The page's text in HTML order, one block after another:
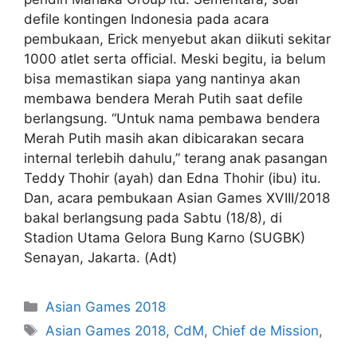
defile kontingen Indonesia pada acara
pembukaan, Erick menyebut akan diikuti sekitar
1000 atlet serta official. Meski begitu, ia belum
bisa memastikan siapa yang nantinya akan
membawa bendera Merah Putih saat defile
berlangsung. “Untuk nama pembawa bendera
Merah Putih masih akan dibicarakan secara
internal terlebih dahulu,” terang anak pasangan
Teddy Thohir (ayah) dan Edna Thohir (ibu) itu.
Dan, acara pembukaan Asian Games XVIII/2018
bakal berlangsung pada Sabtu (18/8), di
Stadion Utama Gelora Bung Karno (SUGBK)
Senayan, Jakarta. (Adt)
Asian Games 2018
Asian Games 2018, CdM, Chief de Mission,